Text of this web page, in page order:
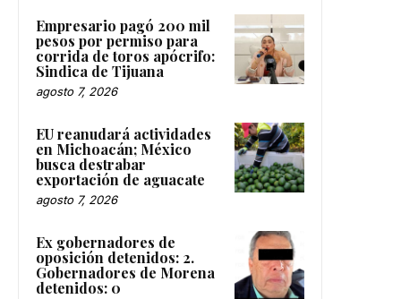
Empresario pagó 200 mil
pesos por permiso para
corrida de toros apócrifo:
Sindica de Tijuana
agosto 7, 2026
EU reanudará actividades
en Michoacán; México
busca destrabar
exportación de aguacate
agosto 7, 2026
Ex gobernadores de
oposición detenidos: 2.
Gobernadores de Morena
detenidos: 0